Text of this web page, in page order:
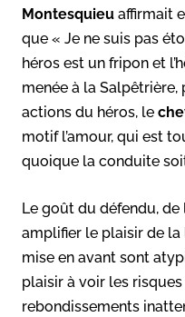
Montesquieu affirmait
que « Je ne suis pas
héros est un fripon et
menée à la
actions du héros, le
motif l’amour, qui est
quoique la conduite
Le goût du défendu, de
amplifier le plaisir de la
mise en avant sont
plaisir à voir les
rebondissements